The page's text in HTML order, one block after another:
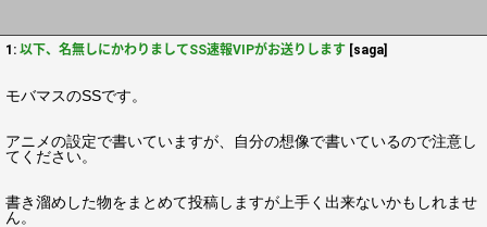
1: 以下、名無しにかわりましてSS速報VIPがお送りします [saga]
モバマスのSSです。
アニメの設定で書いていますが、自分の想像で書いているので注意し
てください。
書き溜めした物をまとめて投稿しますが上手く出来ないかもしれませ
ん。